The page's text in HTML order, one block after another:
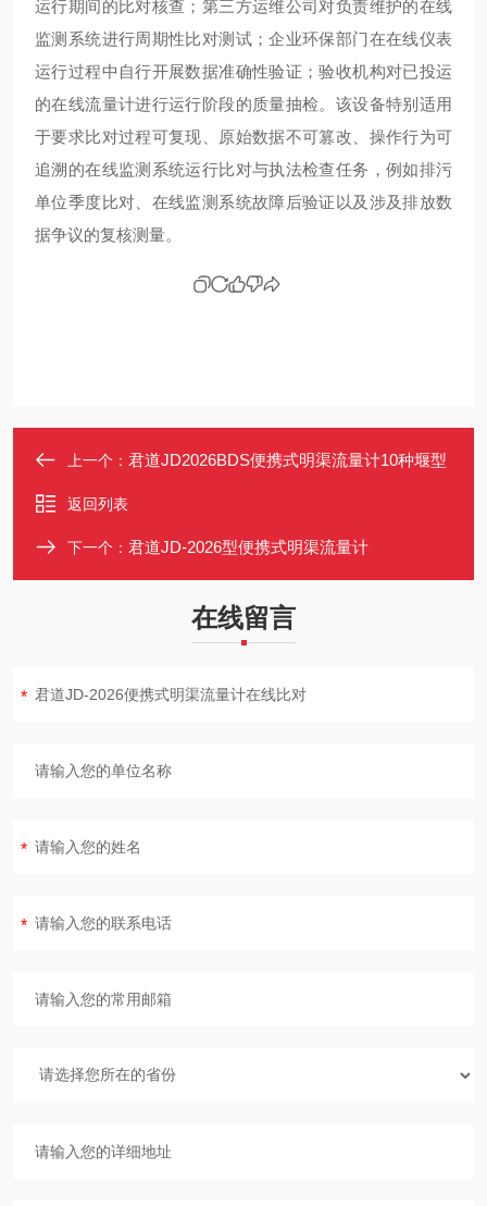
运行期间的比对核查；第三方运维公司对负责维护的在线
监测系统进行周期性比对测试；企业环保部门在在线仪表
运行过程中自行开展数据准确性验证；验收机构对已投运
的在线流量计进行运行阶段的质量抽检。该设备特别适用
于要求比对过程可复现、原始数据不可篡改、操作行为可
追溯的在线监测系统运行比对与执法检查任务，例如排污
单位季度比对、在线监测系统故障后验证以及涉及排放数
据争议的复核测量。
上一个： 君道JD2026BDS便携式明渠流量计10种堰型
返回列表
下一个： 君道JD-2026型便携式明渠流量计
在线留言